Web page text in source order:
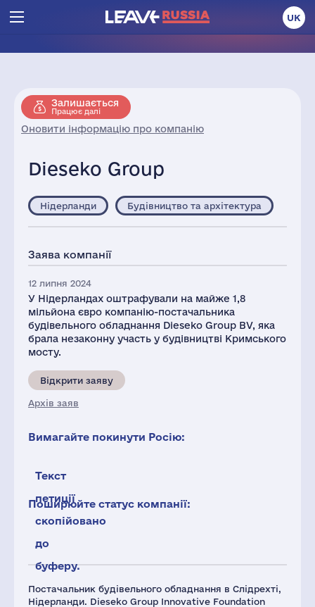
UK
Залишається
Працює далі
Оновити інформацію про компанію
Dieseko Group
Постачальник будівельного обладнання в Слідрехті,
Нідерланди. Dieseko Group Innovative Foundation
Нідерланди Будівництво та архітектура
Заява компанії
12 липня 2024
У Нідерландах оштрафували на майже 1,8
мільйона євро компанію-постачальника
будівельного обладнання Dieseko Group BV, яка
брала незаконну участь у будівництві Кримського
мосту.
Відкрити заяву
Архів заяв
Вимагайте покинути Росію:
Текст
петиції
скопійовано
до
буферу.
Поширюйте статус компанії: